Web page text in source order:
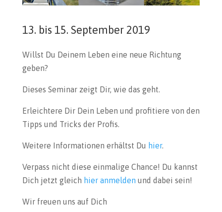
13. bis 15. September 2019
Willst Du Deinem Leben eine neue Richtung
geben?
Dieses Seminar zeigt Dir, wie das geht.
Erleichtere Dir Dein Leben und profitiere von den
Tipps und Tricks der Profis.
Weitere Informationen erhältst Du hier.
Verpass nicht diese einmalige Chance! Du kannst
Dich jetzt gleich hier anmelden und dabei sein!
Wir freuen uns auf Dich